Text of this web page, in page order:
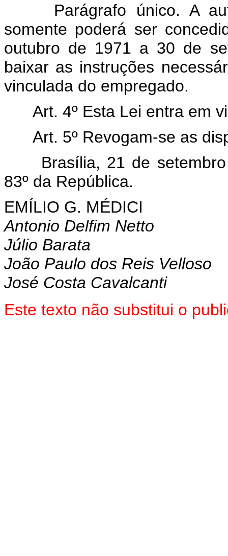
Parágrafo único. A
somente poderá ser
outubro de 1971 a 30 de
baixar as instruções
vinculada do empregado.
Art. 4º Esta Lei entra em
Art. 5º Revogam-se as
Brasília, 21 de
83º da República.
EMÍLIO G. MÉDICI
Antonio Delfim Netto
Júlio Barata
João Paulo dos Reis Velloso
José Costa Cavalcanti
Este texto não substitui o